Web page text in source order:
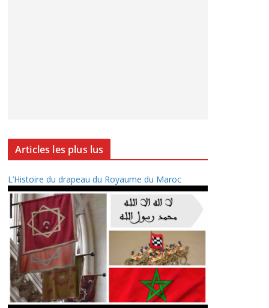
Articles les plus lus
L’Histoire du drapeau du Royaume du Maroc